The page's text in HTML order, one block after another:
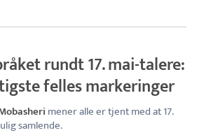
rundt 17. mai-talere:
felles markeringer
mener alle er tjent med at 17.
samlende.